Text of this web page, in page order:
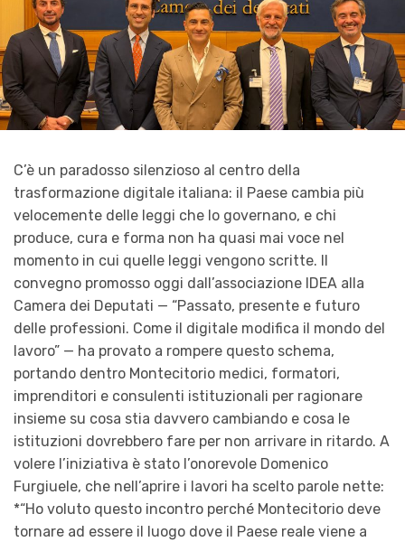
C’è un paradosso silenzioso al centro della
trasformazione digitale italiana: il Paese cambia più
velocemente delle leggi che lo governano, e chi
produce, cura e forma non ha quasi mai voce nel
momento in cui quelle leggi vengono scritte. Il
convegno promosso oggi dall’associazione IDEA alla
Camera dei Deputati — “Passato, presente e futuro
delle professioni. Come il digitale modifica il mondo del
lavoro” — ha provato a rompere questo schema,
portando dentro Montecitorio medici, formatori,
imprenditori e consulenti istituzionali per ragionare
insieme su cosa stia davvero cambiando e cosa le
istituzioni dovrebbero fare per non arrivare in ritardo. A
volere l’iniziativa è stato l’onorevole Domenico
Furgiuele, che nell’aprire i lavori ha scelto parole nette:
*“Ho voluto questo incontro perché Montecitorio deve
tornare ad essere il luogo dove il Paese reale viene a